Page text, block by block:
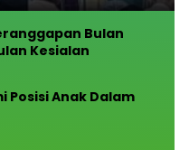
Bulan
Kesialan
Anak Dalam